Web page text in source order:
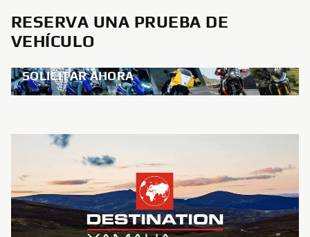
RESERVA UNA PRUEBA DE
VEHÍCULO
SOLICITAR AHORA